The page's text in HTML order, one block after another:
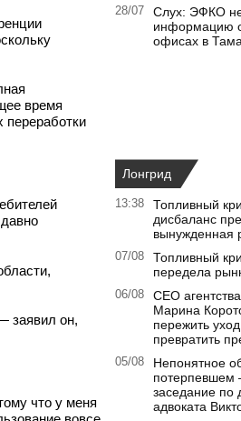
время
переработки
заявил он,
что у меня
28/07
Слух: ЭФКО
информацию
офисах в
Лонгрид
13:38
Топливный
дисбаланс
вынужденная
07/08
Топливный
передела
06/08
CEO
Марина
пережить
превратить
05/08
Непонятное
потерпевшем
заседание по
адвоката